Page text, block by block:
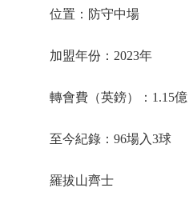
位置：防守中場
加盟年份：2023年
轉會費（英鎊）：1.15億
至今紀錄：96場入3球
羅拔山齊士